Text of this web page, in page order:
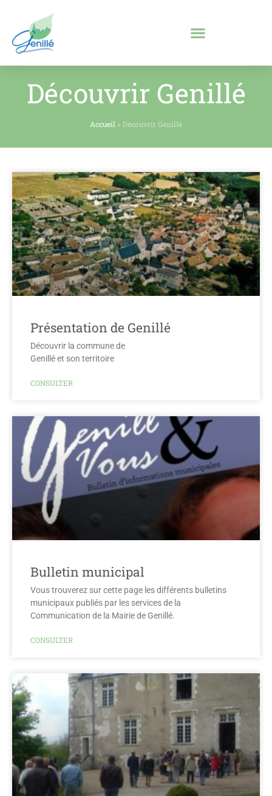
Découvrir Genillé
Accueil > Découvrir Genillé
Présentation de Genillé
Découvrir la commune de
Genillé et son territoire
CONSULTER
Bulletin municipal
Vous trouverez sur cette page les différents bulletins
municipaux publiés par les services de la
Communication de la Mairie de Genillé.
CONSULTER